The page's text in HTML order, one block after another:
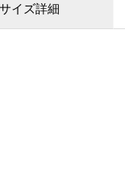
サイズ詳細